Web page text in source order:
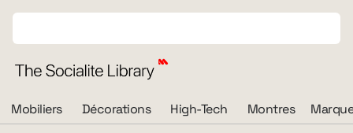
Mobiliers Décorations High-Tech Montres